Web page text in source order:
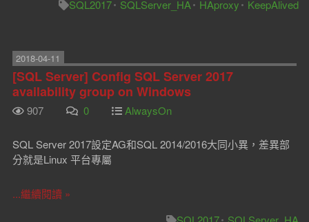
SQL2017
SQLServer_HA HAproxy KeepAlived
2018-04-11
[SQL Server] Config SQL Server 2017
availability group on Windows
907 0 AlwaysOn
SQL Server 2017設定AG和SQL 2014/2016大同小異，差異部
分就是Linux 平台專屬
...繼續閱讀 »